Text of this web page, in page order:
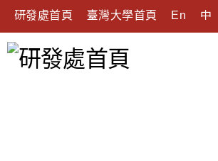
研發處首頁 臺灣大學首頁 En 中